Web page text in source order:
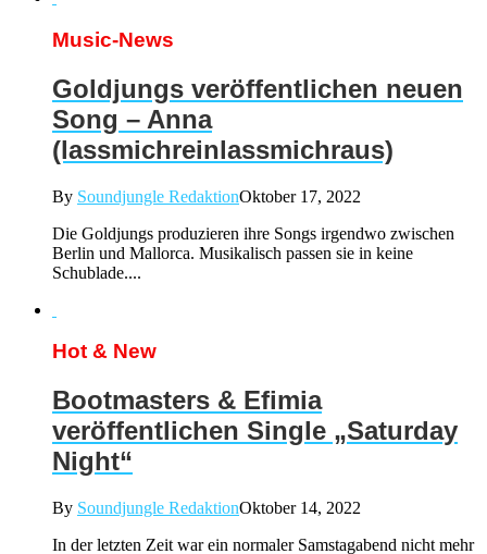
Music-News
Goldjungs veröffentlichen neuen
Song – Anna
(lassmichreinlassmichraus)
By Soundjungle RedaktionOktober 17, 2022
Die Goldjungs produzieren ihre Songs irgendwo zwischen
Berlin und Mallorca. Musikalisch passen sie in keine
Schublade....
Hot & New
Bootmasters & Efimia
veröffentlichen Single „Saturday
Night“
By Soundjungle RedaktionOktober 14, 2022
In der letzten Zeit war ein normaler Samstagabend nicht mehr